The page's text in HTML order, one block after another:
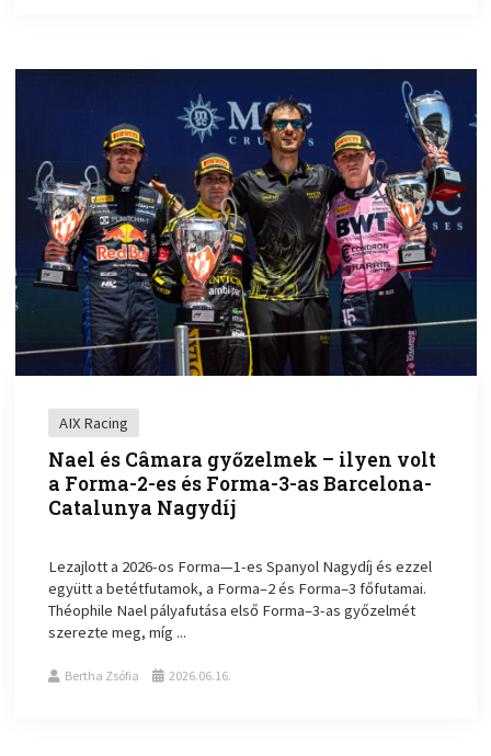
AIX Racing
Nael és Câmara győzelmek – ilyen volt
a Forma-2-es és Forma-3-as Barcelona-
Catalunya Nagydíj
Lezajlott a 2026-os Forma—1-es Spanyol Nagydíj és ezzel
együtt a betétfutamok, a Forma–2 és Forma–3 főfutamai.
Théophile Nael pályafutása első Forma–3-as győzelmét
szerezte meg, míg ...
Bertha Zsófia 2026.06.16.